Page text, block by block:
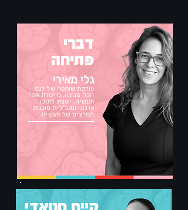
דברי
פתיחה
גלי מאירי
עורכת שותפה של כנס
הכל מבינה, מייסדת אתר
תעשיה, יועצת לתוכן
ארגוני ומנכ"לית סוכנות
המרצים של תעשיה
קייס סטאדי